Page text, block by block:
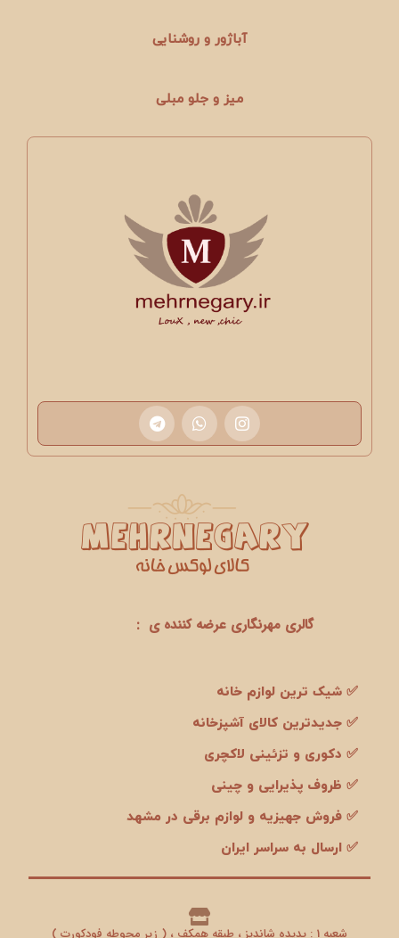
آباژور و روشنایی
میز و جلو مبلی
گالری مهرنگاری عرضه کننده ی :
✅ شیک ترین لوازم خانه
✅ جدیدترین کالای آشپزخانه
✅ دکوری و تزئینی لاکچری
✅ ظروف پذیرایی و چینی
✅ فروش جهیزیه و لوازم برقی در مشهد
✅ ارسال به سراسر ایران
شعبه 1 : پدیده شاندیز ، طبقه همکف ، ( زیر محوطه فودکورت )